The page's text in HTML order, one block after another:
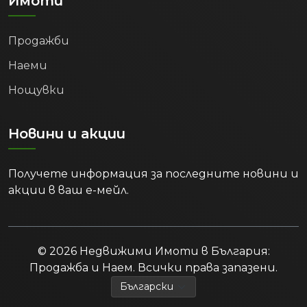
на доход от краткосрочно отдаване
през летния сезон. Целогодишният
стабилно търсене за дългосрочен наем.
демографски тенденции и
растящо търсене на
жилища:
Официалните статистически данни
привличат все повече нови жители. В
периода между 2022 г. и 2024 г.
населението в областта отбелязва
стабилен възходящ тренд, достигайки
437 521 души в края на 2024 г. Този
Продажби
Наеми
Нощувки
Новини и акции
Получете информация за последните новини и
акции в ваш е-мейл.
© 2026 Недвижими Имоти в България:
Продажба и Наем. Всички права запазени.